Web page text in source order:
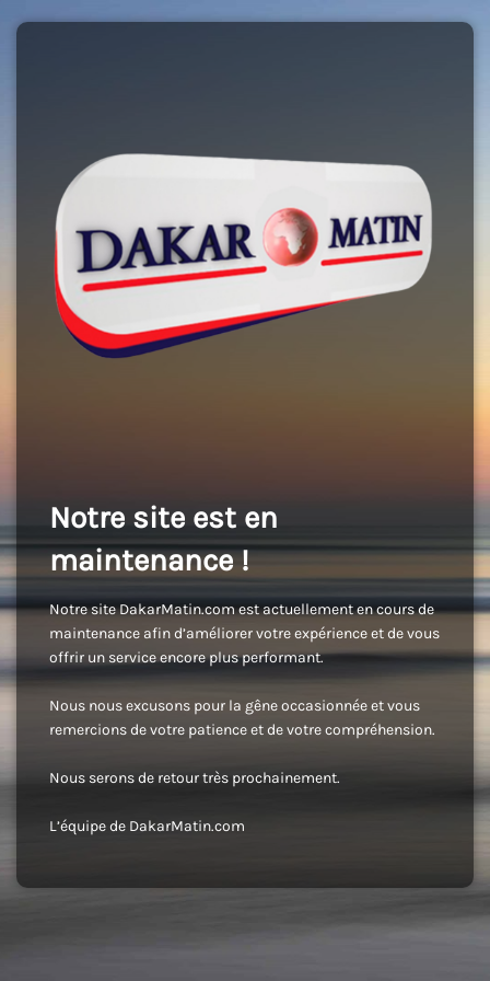
Notre site est en
maintenance !
Notre site DakarMatin.com est actuellement en cours de
maintenance afin d’améliorer votre expérience et de vous
offrir un service encore plus performant.
Nous nous excusons pour la gêne occasionnée et vous
remercions de votre patience et de votre compréhension.
Nous serons de retour très prochainement.
L’équipe de DakarMatin.com